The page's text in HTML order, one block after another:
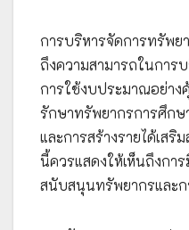
การบริหารจัดการทรัพย
ถึงความสามารถในการ
การใช้งบประมาณอย่าง
รักษาทรัพยากรการศึกษ
และการสร้างรายได้เส
นี้ควรแสดงให้เห็นถึงกา
สนับสนุนทรัพยากรและก